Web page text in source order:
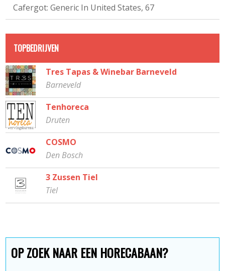
Cafergot: Generic In United States, 67
TOPBEDRIJVEN
Tres Tapas & Winebar Barneveld
Barneveld
Tenhoreca
Druten
COSMO
Den Bosch
3 Zussen Tiel
Tiel
OP ZOEK NAAR EEN HORECABAAN?